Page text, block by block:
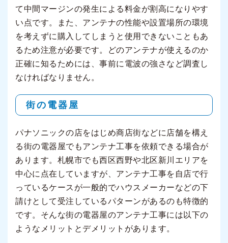
て中間マージンの発生による料金が割高になりやす
い点です。また、アンテナの性能や設置場所の環境
を考えずに購入してしまうと使用できないこともあ
るため注意が必要です。どのアンテナが使えるのか
正確に知るためには、事前に電波の強さなど調査し
なければなりません。
街の電器屋
パナソニックの店をはじめ商店街などに店舗を構え
る街の電器屋でもアンテナ工事を依頼できる場合が
あります。札幌市でも西区西野や北区新川エリアを
中心に点在していますが、アンテナ工事を自店で行
っているケースが一般的でハウスメーカーなどの下
請けとして受注しているパターンがあるのも特徴的
です。そんな街の電器屋のアンテナ工事には以下の
ようなメリットとデメリットがあります。